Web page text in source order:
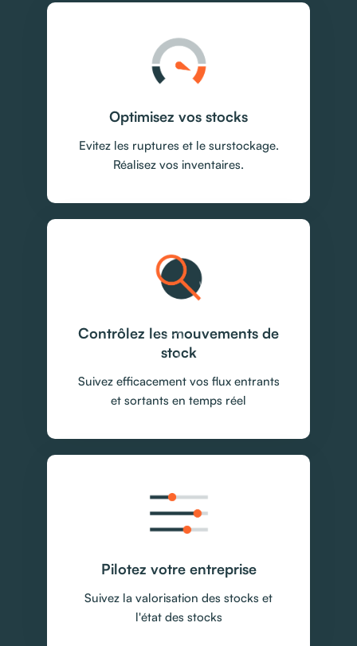
Optimisez vos stocks
Evitez les ruptures et le surstockage.
Réalisez vos inventaires.
Contrôlez les mouvements de
stock
Suivez efficacement vos flux entrants
et sortants en temps réel
Pilotez votre entreprise
Suivez la valorisation des stocks et
l'état des stocks